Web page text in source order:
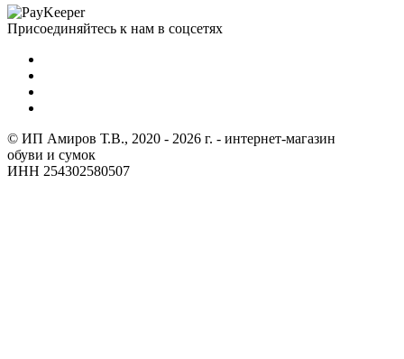
Присоединяйтесь к нам в соцсетях
© ИП Амиров Т.В., 2020 - 2026 г. - интернет-магазин
обуви и сумок
ИНН 254302580507